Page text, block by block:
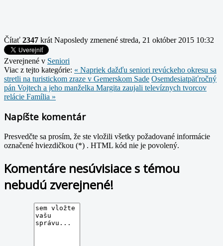
Čítať 2347 krát Naposledy zmenené streda, 21 október 2015 10:32
Zverejnené v Seniori
Viac z tejto kategórie: « Napriek dažďu seniori revúckeho okresu sa
stretli na turistickom zraze v Gemerskom Sade Osemdesiatpäťročný
pán Vojtech a jeho manželka Margita zaujali televíznych tvorcov
relácie Família »
Napíšte komentár
Presvedčte sa prosím, že ste vložili všetky požadované informácie
označené hviezdičkou (*) . HTML kód nie je povolený.
Komentáre nesúvisiace s témou
nebudú zverejnené!